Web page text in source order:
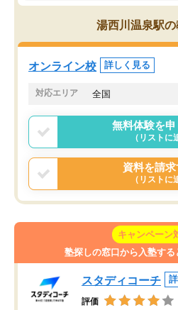
ので、自信をもって受験勉強を進
ことができました。自分のように
のやり方や進捗管理で苦労してい
には特におすすめしたい塾です。
湯西川温泉駅
オンライン校 詳しく見る
対応エリア 全国
無料体験を
（リストに
資料を請求
（リストに
キャンペーン
塾探しの窓口から入塾する
スタディコーチ
評価